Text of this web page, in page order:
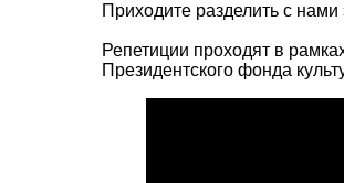
Приходите разделить с
Репетиции проходят в
Президентского фонда